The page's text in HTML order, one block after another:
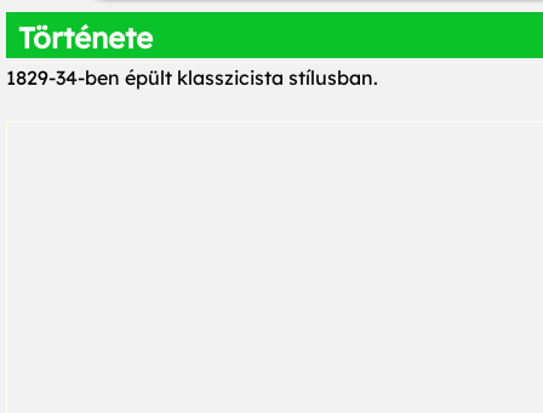
Története
1829-34-ben épült klasszicista stílusban.